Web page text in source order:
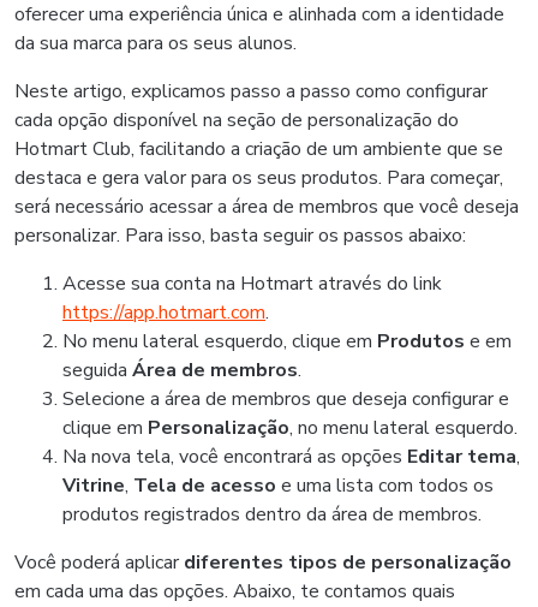
oferecer uma experiência única e alinhada com a identidade
da sua marca para os seus alunos.
Neste artigo, explicamos passo a passo como configurar
cada opção disponível na seção de personalização do
Hotmart Club, facilitando a criação de um ambiente que se
destaca e gera valor para os seus produtos. Para começar,
será necessário acessar a área de membros que você deseja
personalizar. Para isso, basta seguir os passos abaixo:
Acesse sua conta na Hotmart através do link
https://app.hotmart.com.
No menu lateral esquerdo, clique em Produtos e em
seguida Área de membros.
Selecione a área de membros que deseja configurar e
clique em Personalização, no menu lateral esquerdo.
Na nova tela, você encontrará as opções Editar tema,
Vitrine, Tela de acesso e uma lista com todos os
produtos registrados dentro da área de membros.
Você poderá aplicardiferentes tipos de personalização
em cada uma das opções. Abaixo, te contamos quais